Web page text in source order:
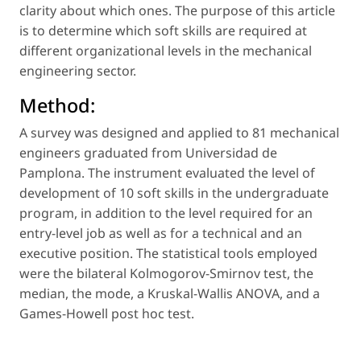
clarity about which ones. The purpose of this article
is to determine which soft skills are required at
different organizational levels in the mechanical
engineering sector.
Method:
A survey was designed and applied to 81 mechanical
engineers graduated from Universidad de
Pamplona. The instrument evaluated the level of
development of 10 soft skills in the undergraduate
program, in addition to the level required for an
entry-level job as well as for a technical and an
executive position. The statistical tools employed
were the bilateral Kolmogorov-Smirnov test, the
median, the mode, a Kruskal-Wallis ANOVA, and a
Games-Howell post hoc test.